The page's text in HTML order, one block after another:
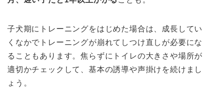
子犬期にトレーニングをはじめた場合は、成長してい
くなかでトレーニングが崩れてしつけ直しが必要にな
ることもあります。焦らずにトイレの大きさや場所が
適切かチェックして、基本の誘導や声掛けを続けまし
ょう。